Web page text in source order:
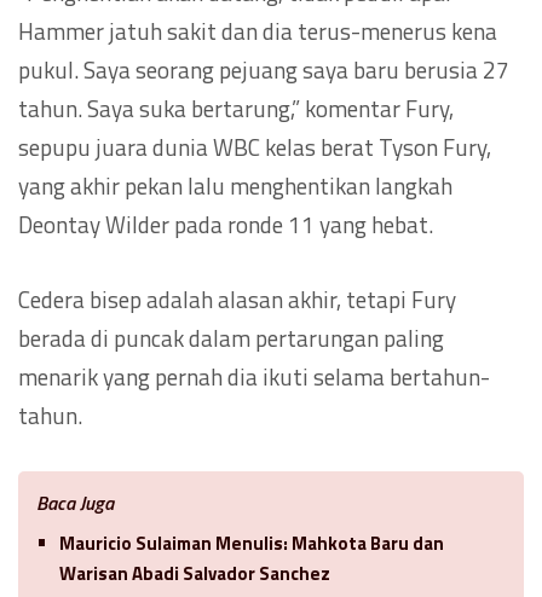
Hammer jatuh sakit dan dia terus-menerus kena
pukul. Saya seorang pejuang saya baru berusia 27
tahun. Saya suka bertarung,” komentar Fury,
sepupu juara dunia WBC kelas berat Tyson Fury,
yang akhir pekan lalu menghentikan langkah
Deontay Wilder pada ronde 11 yang hebat.
Cedera bisep adalah alasan akhir, tetapi Fury
berada di puncak dalam pertarungan paling
menarik yang pernah dia ikuti selama bertahun-
tahun.
Baca Juga
Mauricio Sulaiman Menulis: Mahkota Baru dan
Warisan Abadi Salvador Sanchez